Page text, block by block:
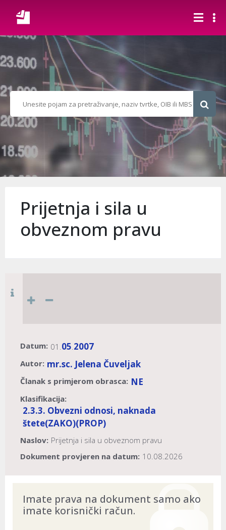
Prijetnja i sila u
obveznom pravu
Datum: 01.05.2007
Autor: mr.sc. Jelena Čuveljak
Članak s primjerom obrasca: NE
Klasifikacija:
2.3.3. Obvezni odnosi, naknada
štete(ZAKO)(PROP)
Naslov: Prijetnja i sila u obveznom pravu
Dokument provjeren na datum: 10.08.2026
Imate prava na dokument samo ako
imate korisnički račun.